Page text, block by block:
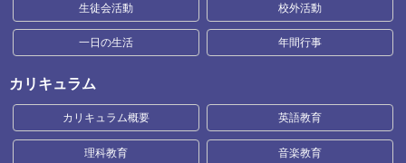
生徒会活動 校外活動
一日の生活 年間行事
カリキュラム
カリキュラム概要 英語教育
理科教育 音楽教育